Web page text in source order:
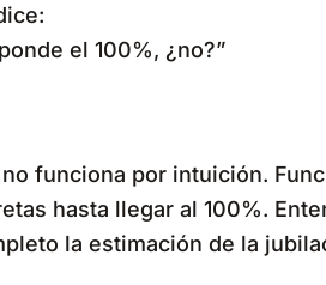
el 100%, ¿no?”
no funciona por intuición.
hasta llegar al 100%.
la estimación de la